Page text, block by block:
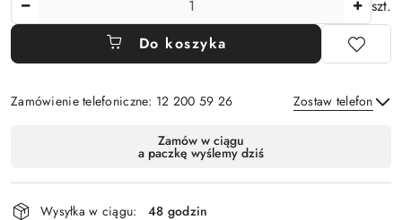
szt.
Do koszyka
Zamówienie telefoniczne: 12 200 59 26 Zostaw telefon
Wyślij
dostawa
Zamów w ciągu
a paczkę wyślemy dziś
Wysyłka w ciągu:
48 godzin